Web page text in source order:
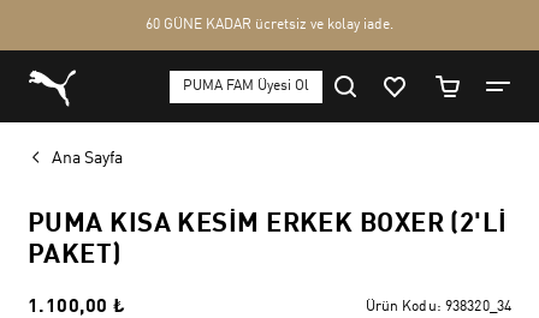
Ana Sayfa
PUMA KISA KESIM ERKEK BOXER (2'LI
PAKET)
1.100,00 ₺ Ürün Kodu: 938320_34